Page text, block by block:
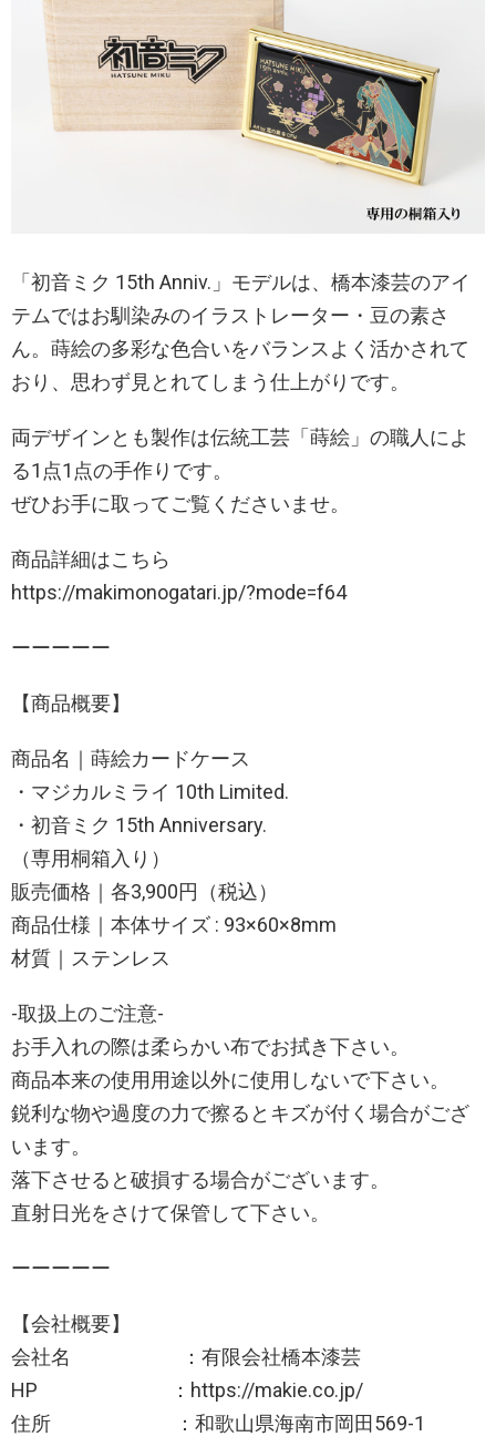
「初音ミク 15th Anniv.」モデルは、橋本漆芸のアイ
テムではお馴染みのイラストレーター・豆の素さ
ん。蒔絵の多彩な色合いをバランスよく活かされて
おり、思わず見とれてしまう仕上がりです。
両デザインとも製作は伝統工芸「蒔絵」の職人によ
る1点1点の手作りです。
ぜひお手に取ってご覧くださいませ。
商品詳細はこちら
https://makimonogatari.jp/?mode=f64
ーーーーー
【商品概要】
商品名｜蒔絵カードケース
・マジカルミライ 10th Limited.
・初音ミク 15th Anniversary.
（専用桐箱入り）
販売価格｜各3,900円（税込）
商品仕様｜本体サイズ : 93×60×8mm
材質｜ステンレス
-取扱上のご注意-
お手入れの際は柔らかい布でお拭き下さい。
商品本来の使用用途以外に使用しないで下さい。
鋭利な物や過度の力で擦るとキズが付く場合がござ
います。
落下させると破損する場合がございます。
直射日光をさけて保管して下さい。
ーーーーー
【会社概要】
会社名 ：有限会社橋本漆芸
HP ：https://makie.co.jp/
住所 ：和歌山県海南市岡田569-1